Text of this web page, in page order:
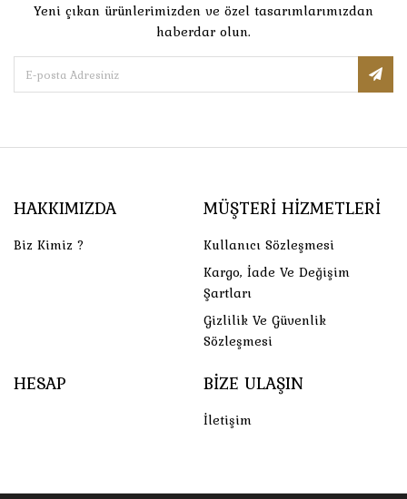
Yeni çıkan ürünlerimizden ve özel tasarımlarımızdan
haberdar olun.
HAKKIMIZDA
Biz Kimiz ?
MÜŞTERI HIZMETLERI
Kullanıcı Sözleşmesi
Kargo, İade Ve Değişim
Şartları
Gizlilik Ve Güvenlik
Sözleşmesi
HESAP BIZE ULAŞIN
İletişim